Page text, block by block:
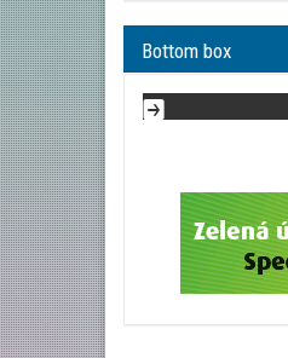
Bottom box